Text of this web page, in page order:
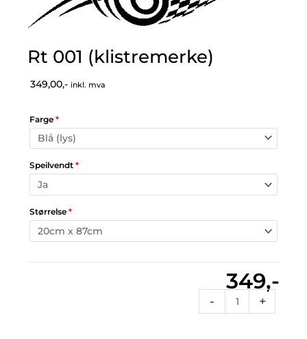
Rt 001 (klistremerke)
349,00,- inkl. mva
Farge *
Speilvendt *
Størrelse *
349,-
-
001
+